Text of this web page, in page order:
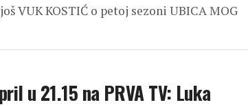
VUK KOSTIĆ o petoj sezoni UBICA MOG
u 21.15 na PRVA TV: Luka